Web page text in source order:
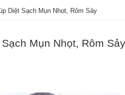
Diệt Sạch Mụn Nhọt, Rôm Sảy
Mụn Nhọt, Rôm Sảy